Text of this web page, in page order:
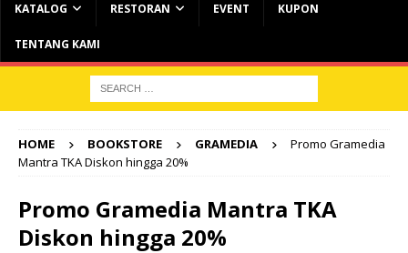
KATALOG RESTORAN EVENT KUPON
TENTANG KAMI
HOME BOOKSTORE GRAMEDIA
Promo Gramedia
Mantra TKA Diskon hingga 20%
Promo Gramedia Mantra TKA
Diskon hingga 20%